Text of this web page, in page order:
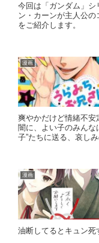
今回は「ガンダム」シ
ン・カーンが主人公の
をご紹介します。
漫画
爽やかだけど情緒不安
闇に、よい子のみん
子”たちに送る、哀し
漫画
油断してるとキュン死